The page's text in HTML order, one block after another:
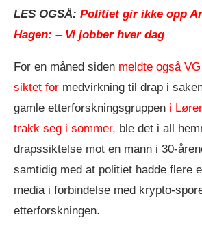
LES OGSÅ: Politiet gir ikke opp
Hagen: – Vi jobber hver dag
For en måned siden meldte også
siktet for medvirkning til drap i
gamle etterforskningsgruppen i
trakk seg i sommer, ble det i all
drapssiktelse mot en mann i 30-
samtidig med at politiet hadde flere
media i forbindelse med krypto-
etterforskningen.